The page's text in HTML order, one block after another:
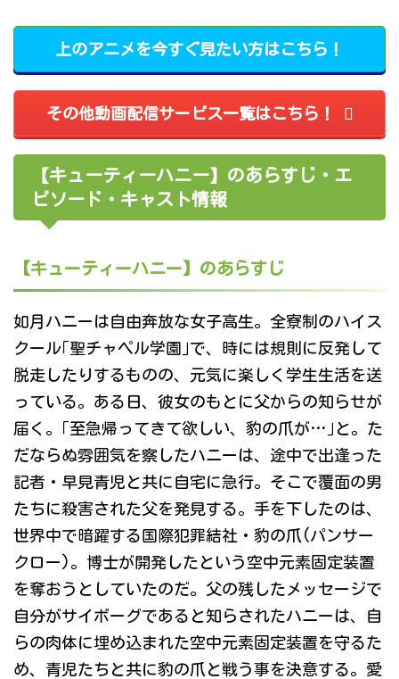
上のアニメを今すぐ見たい方はこちら！
その他動画配信サービス一覧はこちら！
【キューティーハニー】のあらすじ・エ
ピソード・キャスト情報
【キューティーハニー】のあらすじ
如月ハニーは自由奔放な女子高生。全寮制のハイス
クール｢聖チャペル学園｣で、時には規則に反発して
脱走したりするものの、元気に楽しく学生生活を送
っている。ある日、彼女のもとに父からの知らせが
届く。｢至急帰ってきて欲しい、豹の爪が…｣と。た
だならぬ雰囲気を察したハニーは、途中で出逢った
記者・早見青児と共に自宅に急行。そこで覆面の男
たちに殺害された父を発見する。手を下したのは、
世界中で暗躍する国際犯罪結社・豹の爪(パンサー
クロー)。博士が開発したという空中元素固定装置
を奪おうとしていたのだ。父の残したメッセージで
自分がサイボーグであると知らされたハニーは、自
らの肉体に埋め込まれた空中元素固定装置を守るた
め、青児たちと共に豹の爪と戦う事を決意する。愛